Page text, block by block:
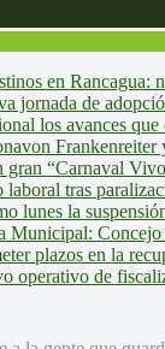
en
jornada de
los avances
Frankenreiter
“Carnaval
tras
lunes la
Municipal:
plazos en la
operativo de